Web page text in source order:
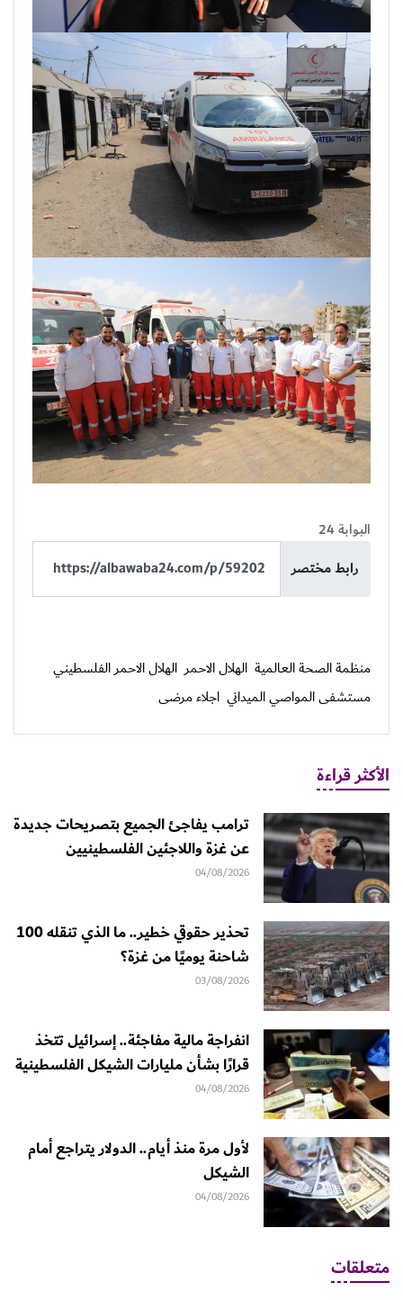
البوابة 24
رابط مختصر
منظمة الصحة العالمية الهلال الاحمر الهلال الاحمر الفلسطيني
مستشفى المواصي الميداني اجلاء مرضى
الأكثر قراءة
ترامب يفاجئ الجميع بتصريحات جديدة
عن غزة واللاجئين الفلسطينيين
04/08/2026
تحذير حقوقي خطير.. ما الذي تنقله 100
شاحنة يوميًا من غزة؟
03/08/2026
انفراجة مالية مفاجئة.. إسرائيل تتخذ
قرارًا بشأن مليارات الشيكل الفلسطينية
04/08/2026
لأول مرة منذ أيام.. الدولار يتراجع أمام
الشيكل
04/08/2026
متعلقات